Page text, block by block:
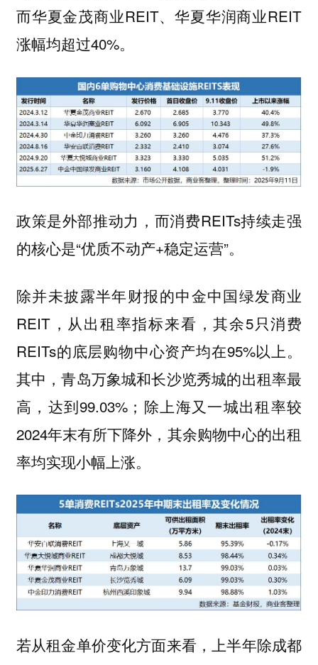
而华夏金茂商业REIT、华夏华润商业REIT
涨幅均超过40%。
政策是外部推动力，而消费REITs持续走强
的核心是“优质不动产+稳定运营”。
除并未披露半年财报的中金中国绿发商业
REIT，从出租率指标来看，其余5只消费
REITs的底层购物中心资产均在95%以上。
其中，青岛万象城和长沙览秀城的出租率最
高，达到99.03%；除上海又一城出租率较
2024年末有所下降外，其余购物中心的出租
率均实现小幅上涨。
若从租金单价变化方面来看，上半年除成都